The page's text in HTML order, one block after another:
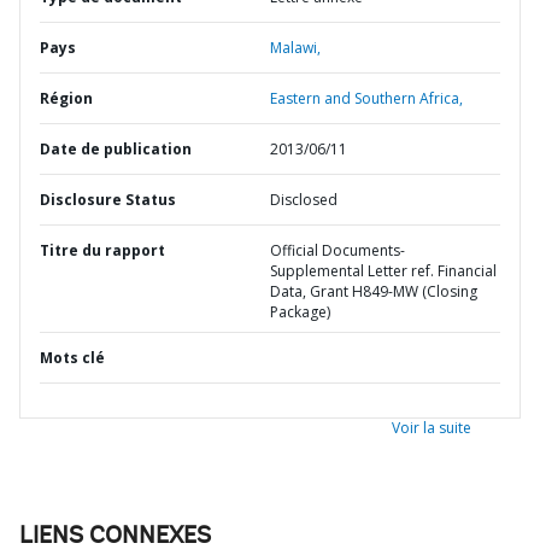
Pays Malawi,
Région Eastern and Southern Africa,
Date de publication 2013/06/11
Disclosure Status Disclosed
Titre du rapport
Official Documents-
Supplemental Letter ref. Financial
Data, Grant H849-MW (Closing
Package)
Mots clé
Voir la suite
LIENS CONNEXES